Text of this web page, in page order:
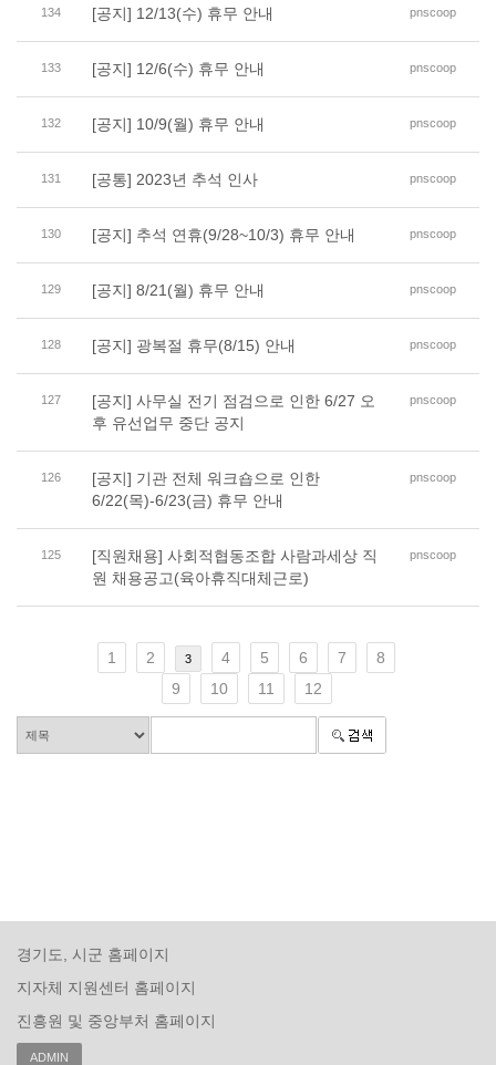
134 [공지] 12/13(수) 휴무 안내 pnscoop
133 [공지] 12/6(수) 휴무 안내 pnscoop
132 [공지] 10/9(월) 휴무 안내 pnscoop
131 [공통] 2023년 추석 인사 pnscoop
130 [공지] 추석 연휴(9/28~10/3) 휴무 안내 pnscoop
129 [공지] 8/21(월) 휴무 안내 pnscoop
128 [공지] 광복절 휴무(8/15) 안내 pnscoop
127
[공지] 사무실 전기 점검으로 인한 6/27 오
후 유선업무 중단 공지
pnscoop
126
[공지] 기관 전체 워크숍으로 인한
6/22(목)-6/23(금) 휴무 안내
pnscoop
125
[직원채용] 사회적협동조합 사람과세상 직
원 채용공고(육아휴직대체근로)
pnscoop
1 2 3 4 5 6 7
8
9
10 11 12
경기도, 시군 홈페이지
지자체 지원센터 홈페이지
진흥원 및 중앙부처 홈페이지
ADMIN